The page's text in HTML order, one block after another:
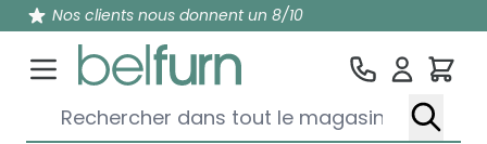
Nos clients nous donnent un 8/10
Rechercher dans tout le magasin...